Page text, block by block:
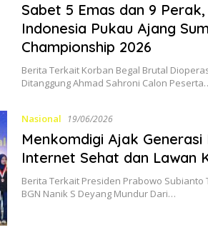
Sabet 5 Emas dan 9
Indonesia Pukau Ajang
Championship 2026
Berita Terkait Korban Begal Brutal
Ditanggung Ahmad Sahroni Calon
Nasional 19/06/2026
Menkomdigi Ajak
Internet Sehat dan Lawan
Berita Terkait Presiden Prabowo Subianto
BGN Nanik S Deyang Mundur Dari…